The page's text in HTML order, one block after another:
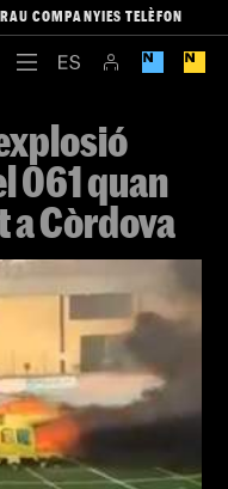
COMPANYIES TELÈFON
061 quan
a Còrdova